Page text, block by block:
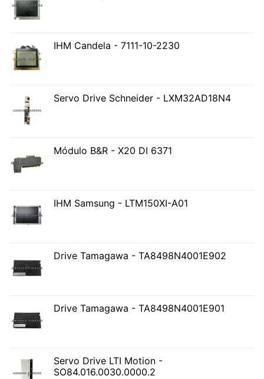
IHM Candela - 7111-10-2230
Servo Drive Schneider - LXM32AD18N4
Módulo B&R - X20 DI 6371
IHM Samsung - LTM150XI-A01
Drive Tamagawa - TA8498N4001E902
Drive Tamagawa - TA8498N4001E901
Servo Drive LTI Motion -
SO84.016.0030.0000.2